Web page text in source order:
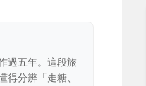
過五年。這段旅
分辨「走糖、